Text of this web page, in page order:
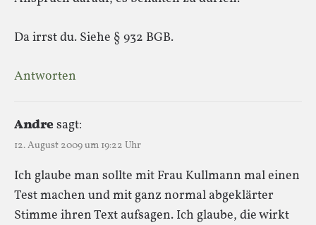
Da irrst du. Siehe § 932 BGB.
Antworten
Andresagt:
12. August 2009 um 19:22 Uhr
Ich glaube man sollte mit Frau Kullmann mal einen
Test machen und mit ganz normal abgeklärter
Stimme ihren Text aufsagen. Ich glaube, die wirkt